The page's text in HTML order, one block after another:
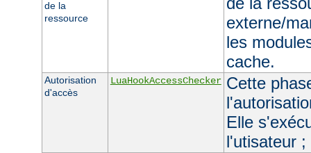
de la
ressource
externe/
les
cache.
Autorisation
d'accès
LuaHookAccessChecker Cette
Elle
l'utisateur